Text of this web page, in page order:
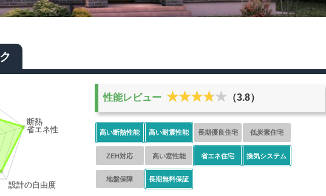
性能レビュー ★★★★★
★★★★★ （3.8）
高い断熱性能 高い耐震性能 長期優良住宅 低炭素住宅
ZEH対応 高い窓性能 省エネ住宅 換気システム
地盤保障 長期無料保証